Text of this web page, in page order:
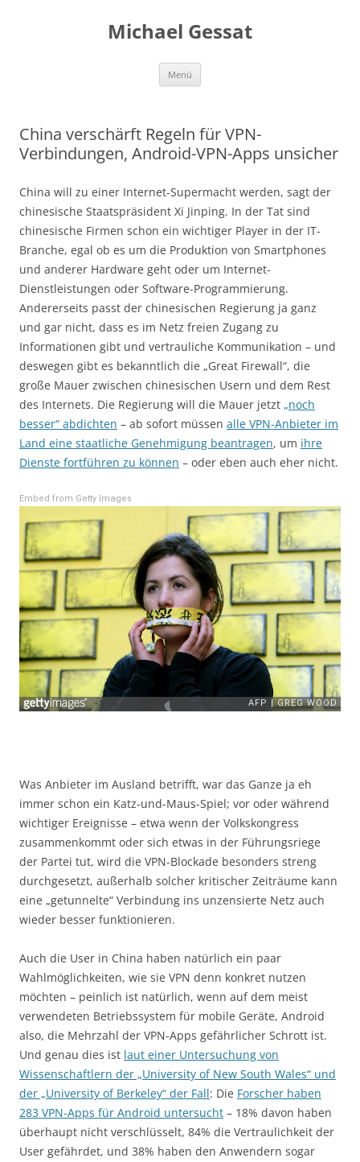
Michael Gessat
Menü
China verschärft Regeln für VPN-
Verbindungen, Android-VPN-Apps unsicher
China will zu einer Internet-Supermacht werden, sagt der
chinesische Staatspräsident Xi Jinping. In der Tat sind
chinesische Firmen schon ein wichtiger Player in der IT-
Branche, egal ob es um die Produktion von Smartphones
und anderer Hardware geht oder um Internet-
Dienstleistungen oder Software-Programmierung.
Andererseits passt der chinesischen Regierung ja ganz
und gar nicht, dass es im Netz freien Zugang zu
Informationen gibt und vertrauliche Kommunikation – und
deswegen gibt es bekanntlich die „Great Firewall“, die
große Mauer zwischen chinesischen Usern und dem Rest
des Internets. Die Regierung will die Mauer jetzt „noch
besser“ abdichten – ab sofort müssen alle VPN-Anbieter im
Land eine staatliche Genehmigung beantragen, um ihre
Dienste fortführen zu können – oder eben auch eher nicht.
Embed from Getty Images
Was Anbieter im Ausland betrifft, war das Ganze ja eh
immer schon ein Katz-und-Maus-Spiel; vor oder während
wichtiger Ereignisse – etwa wenn der Volkskongress
zusammenkommt oder sich etwas in der Führungsriege
der Partei tut, wird die VPN-Blockade besonders streng
durchgesetzt, außerhalb solcher kritischer Zeiträume kann
eine „getunnelte“ Verbindung ins unzensierte Netz auch
wieder besser funktionieren.
Auch die User in China haben natürlich ein paar
Wahlmöglichkeiten, wie sie VPN denn konkret nutzen
möchten – peinlich ist natürlich, wenn auf dem meist
verwendeten Betriebssystem für mobile Geräte, Android
also, die Mehrzahl der VPN-Apps gefährlicher Schrott ist.
Und genau dies ist laut einer Untersuchung von
Wissenschaftlern der „University of New South Wales“ und
der „University of Berkeley“ der Fall: Die Forscher haben
283 VPN-Apps für Android untersucht – 18% davon haben
überhaupt nicht verschlüsselt, 84% die Vertraulichkeit der
User gefährdet, und 38% haben den Anwendern sogar